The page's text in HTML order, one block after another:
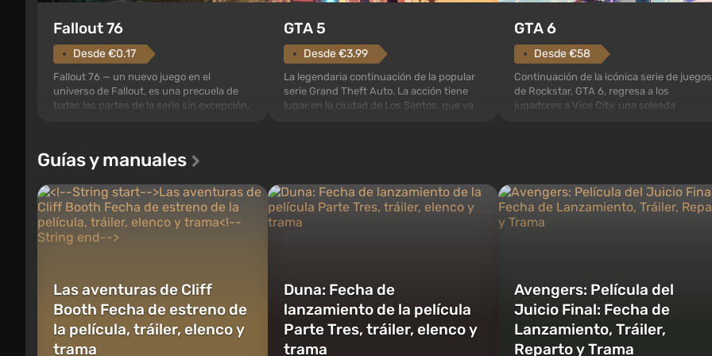
Fallout 76
Desde €0.17
Fallout 76 — un nuevo juego en el
universo de Fallout, es una precuela de
todas las partes de la serie sin excepción.
debe abrirse primero después de que
GTA 5
Desde €3.99
La legendaria continuación de la popular
serie Grand Theft Auto. La acción tiene
lugar en la ciudad de Los Santos, que ya
GTA 6
Desde €58
Continuación de la icónica serie de juegos
de Rockstar, GTA 6, regresa a los
jugadores a Vice City, una soleada
Guías y manuales
Las aventuras de Cliff
Booth Fecha de estreno de
la película, tráiler, elenco y
trama
Duna: Fecha de
lanzamiento de la película
Parte Tres, tráiler, elenco y
trama
Avengers: Película del
Juicio Final: Fecha de
Lanzamiento, Tráiler,
Reparto y Trama